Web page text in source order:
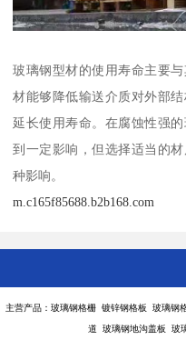
玻璃钢型材的使用寿命主要
材能够降低输送介质对外部
延长使用寿命。在腐蚀性强
到一定影响，但选择适当的
种影响。
m.c165f85688.b2b168.com
主营产品：玻璃钢格栅 镀锌钢格板 玻璃
道 玻璃钢地沟盖板 玻